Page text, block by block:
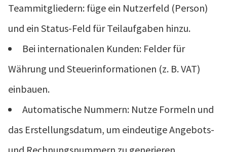
Teammitgliedern: füge ein Nutzerfeld (Person)
und ein Status-Feld für Teilaufgaben hinzu.
Bei internationalen Kunden: Felder für
Währung und Steuerinformationen (z. B. VAT)
einbauen.
Automatische Nummern: Nutze Formeln und
das Erstellungsdatum, um eindeutige Angebots-